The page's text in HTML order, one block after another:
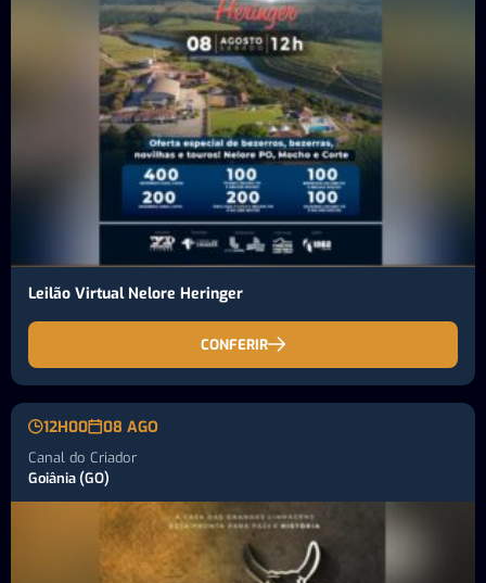
Leilão Virtual Nelore Heringer
CONFERIR
12H00 08 AGO
Canal do Criador
Goiânia (GO)